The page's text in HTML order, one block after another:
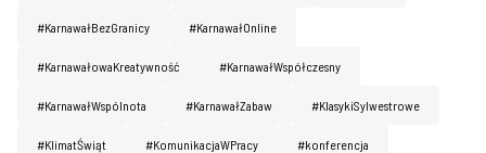
#KarnawałBezGranicy #KarnawałOnline
#KarnawałowaKreatywność #KarnawałWspółczesny
#KarnawałWspólnota #KarnawałZabaw #KlasykiSylwestrowe
#KlimatŚwiąt #KomunikacjaWPracy #konferencja